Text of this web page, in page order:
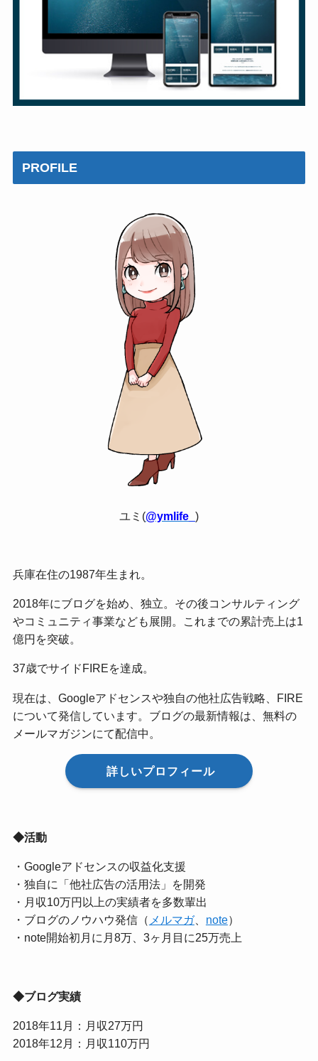
PROFILE
ユミ(@ymlife_ )
兵庫在住の1987年生まれ。
2018年にブログを始め、独立。その後コンサルティング
やコミュニティ事業なども展開。これまでの累計売上は1
億円を突破。
37歳でサイドFIREを達成。
現在は、Googleアドセンスや独自の他社広告戦略、FIRE
について発信しています。ブログの最新情報は、無料の
メールマガジンにて配信中。
詳しいプロフィール
◆活動
・Googleアドセンスの収益化支援
・独自に「他社広告の活用法」を開発
・月収10万円以上の実績者を多数輩出
・ブログのノウハウ発信（ メルマガ、 note）
・note開始初月に月8万、3ヶ月目に25万売上
◆ブログ実績
2018年11月：月収27万円
2018年12月：月収110万円